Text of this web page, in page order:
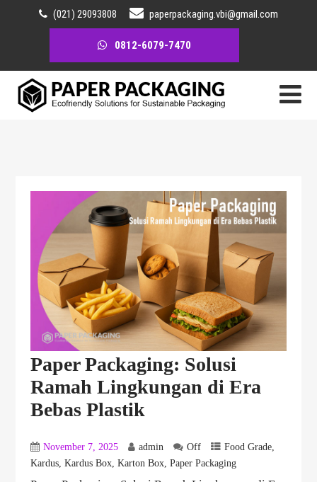
(021) 29093808 paperpackaging.vbi@gmail.com
0812-6079-7470
Paper Packaging: Solusi
Ramah Lingkungan di Era
Bebas Plastik
November 7, 2025 admin Off Food Grade,
Kardus, Kardus Box, Karton Box, Paper Packaging